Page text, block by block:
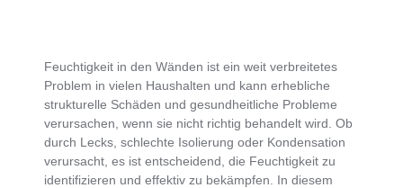
Feuchtigkeit in den Wänden ist ein weit verbreitetes
Problem in vielen Haushalten und kann erhebliche
strukturelle Schäden und gesundheitliche Probleme
verursachen, wenn sie nicht richtig behandelt wird. Ob
durch Lecks, schlechte Isolierung oder Kondensation
verursacht, es ist entscheidend, die Feuchtigkeit zu
identifizieren und effektiv zu bekämpfen . In diesem